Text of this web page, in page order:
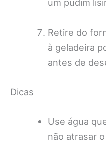
um pudim
Retire do
à geladeira
antes de
Dicas
Use água
não atrasar